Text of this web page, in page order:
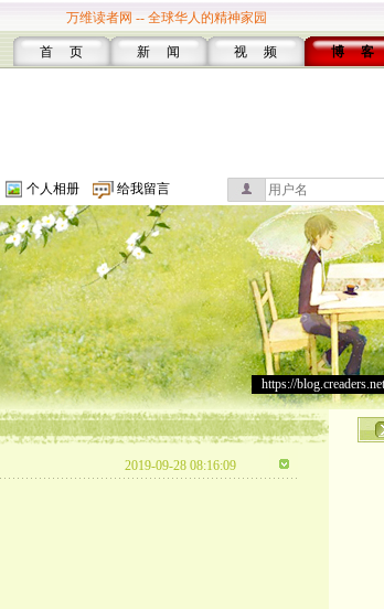
万维读者网 -- 全球华人的精神家园
首 页 新 闻 视 频 博 客
个人相册 给我留言
https://
2019-09-28 08:16:09